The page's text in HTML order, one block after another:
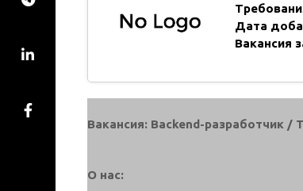
Дата
Вакансия
Вакансия: Backend-разработчик /
О нас: